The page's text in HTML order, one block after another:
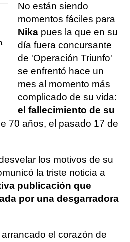
No están siendo
momentos fáciles para
Nika pues la que en su
día fuera concursante
de 'Operación Triunfo'
se enfrentó hace un
mes al momento más
complicado de su vida:
el fallecimiento de su
70 años, el pasado 17 de
los motivos de su
la triste noticia a
publicación que
por una desgarradora
el corazón de